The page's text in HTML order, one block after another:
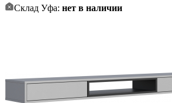
Склад Уфа: нет в наличии